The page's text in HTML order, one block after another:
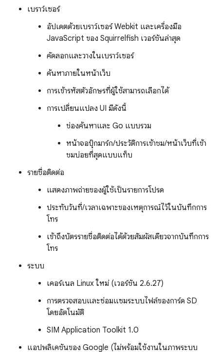
เบราว์เซอร์
อัปเดตด้วยเบราว์เซอร์ Webkit และเครื่องมือ
JavaScript ของ Squirrelfish เวอร์ชันล่าสุด
คัดลอกและวางในเบราว์เซอร์
ค้นหาภายในหน้าเว็บ
การเข้ารหัสตัวอักษรที่ผู้ใช้สามารถเลือกได้
การเปลี่ยนแปลง UI มีดังนี้
ช่องค้นหาและ Go แบบรวม
หน้าจอบุ๊กมาร์ก/ประวัติการเข้าชม/หน้าเว็บที่เข้า
ชมบ่อยที่สุดแบบแท็บ
รายชื่อติดต่อ
แสดงภาพถ่ายของผู้ใช้เป็นรายการโปรด
ประทับวันที่/เวลาเฉพาะของเหตุการณ์ไว้ในบันทึกการ
โทร
เข้าถึงบัตรรายชื่อติดต่อได้ด้วยสัมผัสเดียวจากบันทึกการ
โทร
ระบบ
เคอร์เนล Linux ใหม่ (เวอร์ชัน 2.6.27)
การตรวจสอบและซ่อมแซมระบบไฟล์ของการ์ด SD
โดยอัตโนมัติ
SIM Application Toolkit 1.0
แอปพลิเคชันของ Google (ไม่พร้อมใช้งานในภาพระบบ